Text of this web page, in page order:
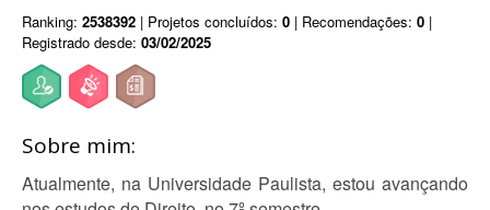
Ranking: 2538392 | Projetos concluídos: 0 | Recomendações: 0 |
Registrado desde: 03/02/2025
Sobre mim:
Atualmente, na Universidade Paulista, estou avançando